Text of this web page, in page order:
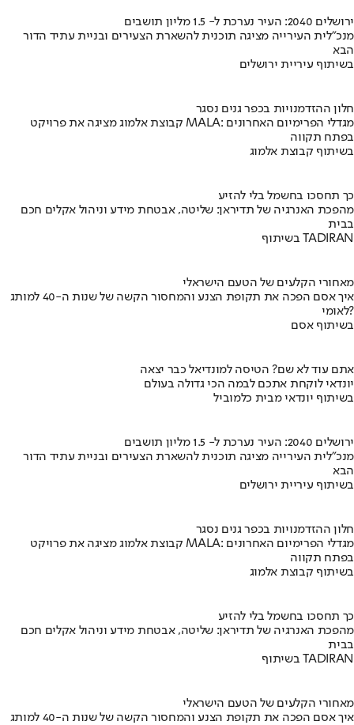
ירושלים 2040: העיר נערכת ל- 1.5 מליון תושבים
מנכ"לית העירייה מציגה תוכנית להשארת הצעירים ובניית עתיד הדור
הבא
בשיתוף עיריית ירושלים
חלון ההזדמנויות בכפר גנים נסגר
קבוצת אלמוג מציגה את פרויקט MALA: מגדלי הפרימיום האחרונים
בפתח תקווה
בשיתוף קבוצת אלמוג
כך תחסכו בחשמל בלי להזיע
מהפכת האנרגיה של תדיראן: שליטה, אבטחת מידע וניהול אקלים חכם
בבית
בשיתוף TADIRAN
מאחורי הקלעים של הטעם הישראלי
איך אסם הפכה את תקופת הצנע והמחסור הקשה של שנות ה-40 למותג
לאומי?
בשיתוף אסם
אתם עוד לא שם? הטיסה למונדיאל כבר יצאה
יונדאי לוקחת אתכם לבמה הכי גדולה בעולם
בשיתוף יונדאי מבית כלמוביל
ירושלים 2040: העיר נערכת ל- 1.5 מליון תושבים
מנכ"לית העירייה מציגה תוכנית להשארת הצעירים ובניית עתיד הדור
הבא
בשיתוף עיריית ירושלים
חלון ההזדמנויות בכפר גנים נסגר
קבוצת אלמוג מציגה את פרויקט MALA: מגדלי הפרימיום האחרונים
בפתח תקווה
בשיתוף קבוצת אלמוג
כך תחסכו בחשמל בלי להזיע
מהפכת האנרגיה של תדיראן: שליטה, אבטחת מידע וניהול אקלים חכם
בבית
בשיתוף TADIRAN
מאחורי הקלעים של הטעם הישראלי
איך אסם הפכה את תקופת הצנע והמחסור הקשה של שנות ה-40 למותג